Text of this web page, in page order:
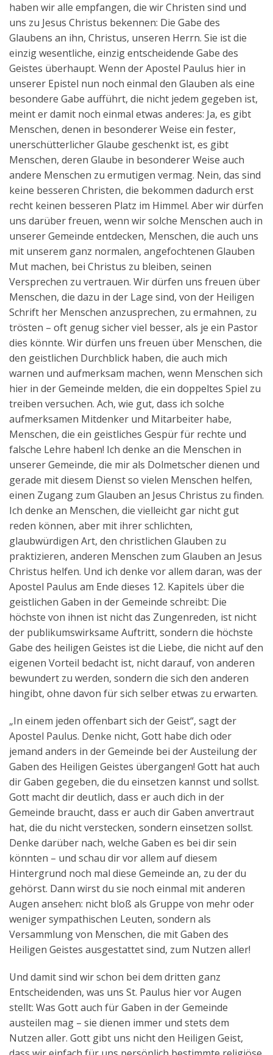
haben wir alle empfangen, die wir Christen sind und
uns zu Jesus Christus bekennen: Die Gabe des
Glaubens an ihn, Christus, unseren Herrn. Sie ist die
einzig wesentliche, einzig entscheidende Gabe des
Geistes überhaupt. Wenn der Apostel Paulus hier in
unserer Epistel nun noch einmal den Glauben als eine
besondere Gabe aufführt, die nicht jedem gegeben ist,
meint er damit noch einmal etwas anderes: Ja, es gibt
Menschen, denen in besonderer Weise ein fester,
unerschütterlicher Glaube geschenkt ist, es gibt
Menschen, deren Glaube in besonderer Weise auch
andere Menschen zu ermutigen vermag. Nein, das sind
keine besseren Christen, die bekommen dadurch erst
recht keinen besseren Platz im Himmel. Aber wir dürfen
uns darüber freuen, wenn wir solche Menschen auch in
unserer Gemeinde entdecken, Menschen, die auch uns
mit unserem ganz normalen, angefochtenen Glauben
Mut machen, bei Christus zu bleiben, seinen
Versprechen zu vertrauen. Wir dürfen uns freuen über
Menschen, die dazu in der Lage sind, von der Heiligen
Schrift her Menschen anzusprechen, zu ermahnen, zu
trösten – oft genug sicher viel besser, als je ein Pastor
dies könnte. Wir dürfen uns freuen über Menschen, die
den geistlichen Durchblick haben, die auch mich
warnen und aufmerksam machen, wenn Menschen sich
hier in der Gemeinde melden, die ein doppeltes Spiel zu
treiben versuchen. Ach, wie gut, dass ich solche
aufmerksamen Mitdenker und Mitarbeiter habe,
Menschen, die ein geistliches Gespür für rechte und
falsche Lehre haben! Ich denke an die Menschen in
unserer Gemeinde, die mir als Dolmetscher dienen und
gerade mit diesem Dienst so vielen Menschen helfen,
einen Zugang zum Glauben an Jesus Christus zu finden.
Ich denke an Menschen, die vielleicht gar nicht gut
reden können, aber mit ihrer schlichten,
glaubwürdigen Art, den christlichen Glauben zu
praktizieren, anderen Menschen zum Glauben an Jesus
Christus helfen. Und ich denke vor allem daran, was der
Apostel Paulus am Ende dieses 12. Kapitels über die
geistlichen Gaben in der Gemeinde schreibt: Die
höchste von ihnen ist nicht das Zungenreden, ist nicht
der publikumswirksame Auftritt, sondern die höchste
Gabe des heiligen Geistes ist die Liebe, die nicht auf den
eigenen Vorteil bedacht ist, nicht darauf, von anderen
bewundert zu werden, sondern die sich den anderen
hingibt, ohne davon für sich selber etwas zu erwarten.
„In einem jeden offenbart sich der Geist“, sagt der
Apostel Paulus. Denke nicht, Gott habe dich oder
jemand anders in der Gemeinde bei der Austeilung der
Gaben des Heiligen Geistes übergangen! Gott hat auch
dir Gaben gegeben, die du einsetzen kannst und sollst.
Gott macht dir deutlich, dass er auch dich in der
Gemeinde braucht, dass er auch dir Gaben anvertraut
hat, die du nicht verstecken, sondern einsetzen sollst.
Denke darüber nach, welche Gaben es bei dir sein
könnten – und schau dir vor allem auf diesem
Hintergrund noch mal diese Gemeinde an, zu der du
gehörst. Dann wirst du sie noch einmal mit anderen
Augen ansehen: nicht bloß als Gruppe von mehr oder
weniger sympathischen Leuten, sondern als
Versammlung von Menschen, die mit Gaben des
Heiligen Geistes ausgestattet sind, zum Nutzen aller!
Und damit sind wir schon bei dem dritten ganz
Entscheidenden, was uns St. Paulus hier vor Augen
stellt: Was Gott auch für Gaben in der Gemeinde
austeilen mag – sie dienen immer und stets dem
Nutzen aller. Gott gibt uns nicht den Heiligen Geist,